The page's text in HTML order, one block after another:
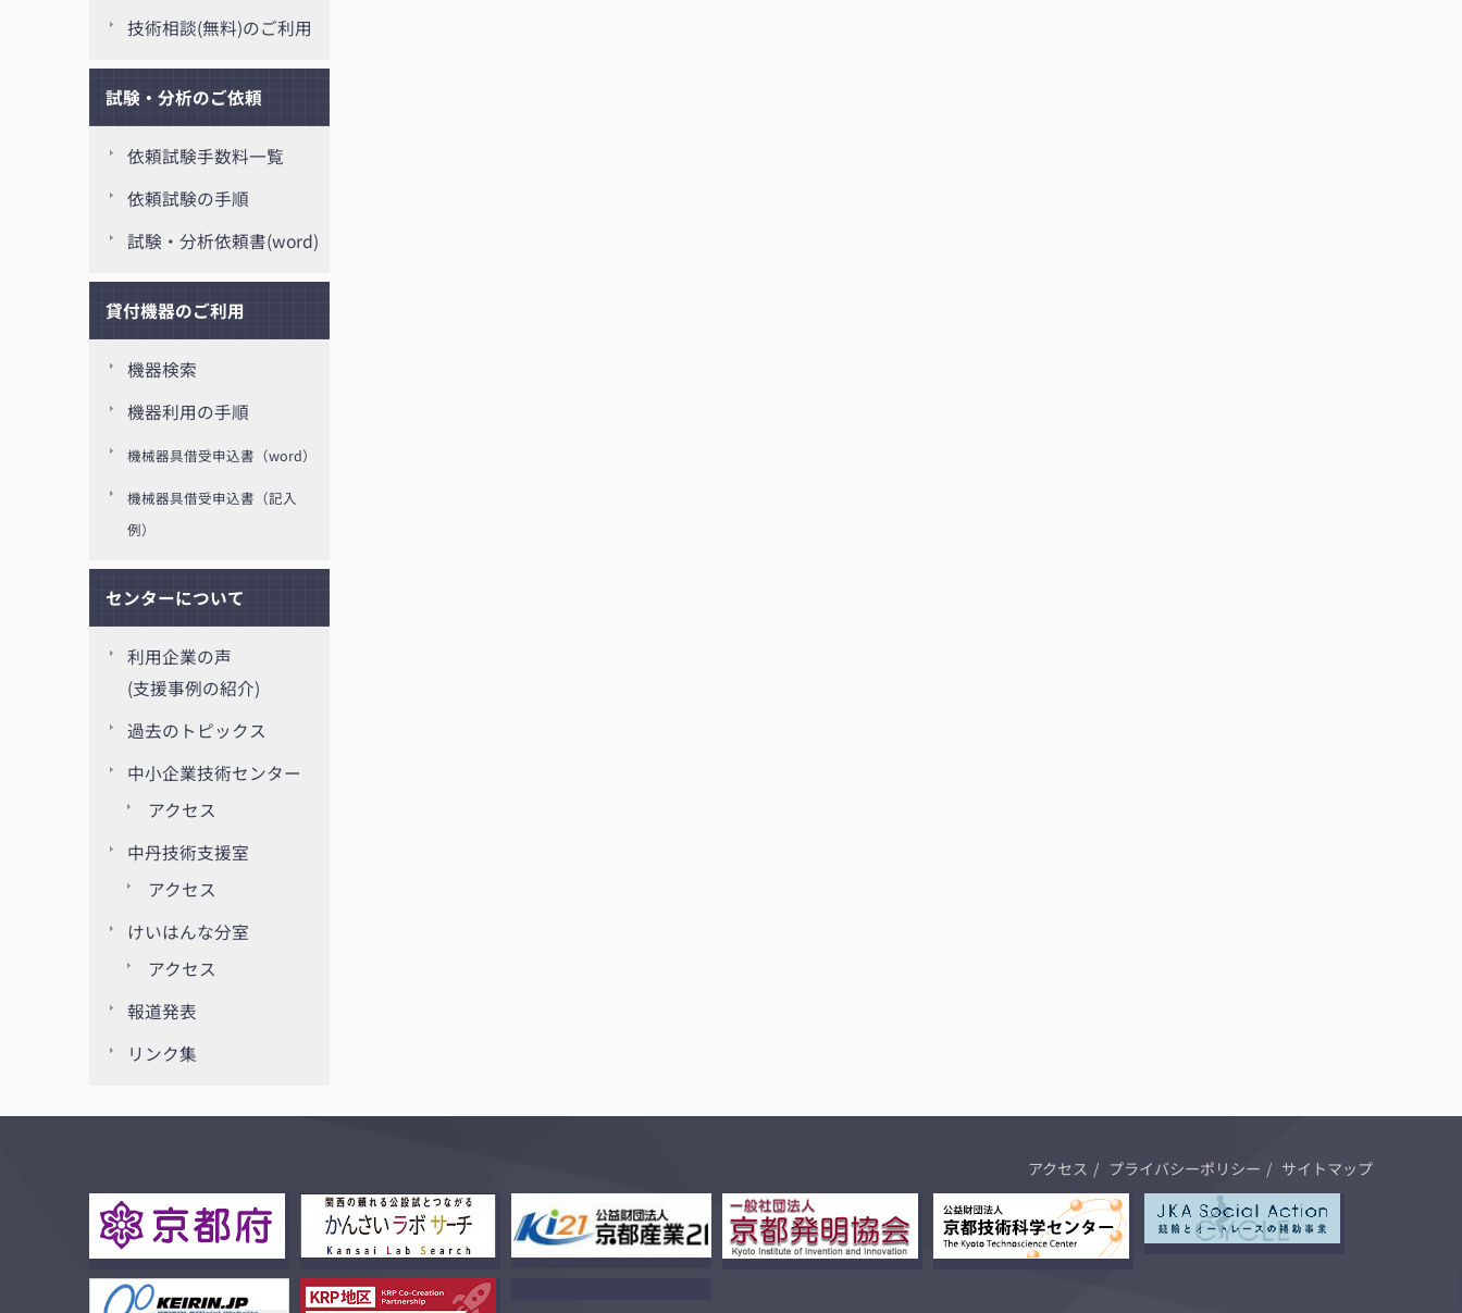
技術相談(無料)のご利用
試験・分析のご依頼
依頼試験手数料一覧
依頼試験の手順
試験・分析依頼書(word)
貸付機器のご利用
機器検索
機器利用の手順
機械器具借受申込書（word）
機械器具借受申込書（記入
例）
センターについて
利用企業の声
(支援事例の紹介)
過去のトピックス
中小企業技術センター
アクセス
中丹技術支援室
アクセス
けいはんな分室
アクセス
報道発表
リンク集
アクセス プライバシーポリシー サイトマップ